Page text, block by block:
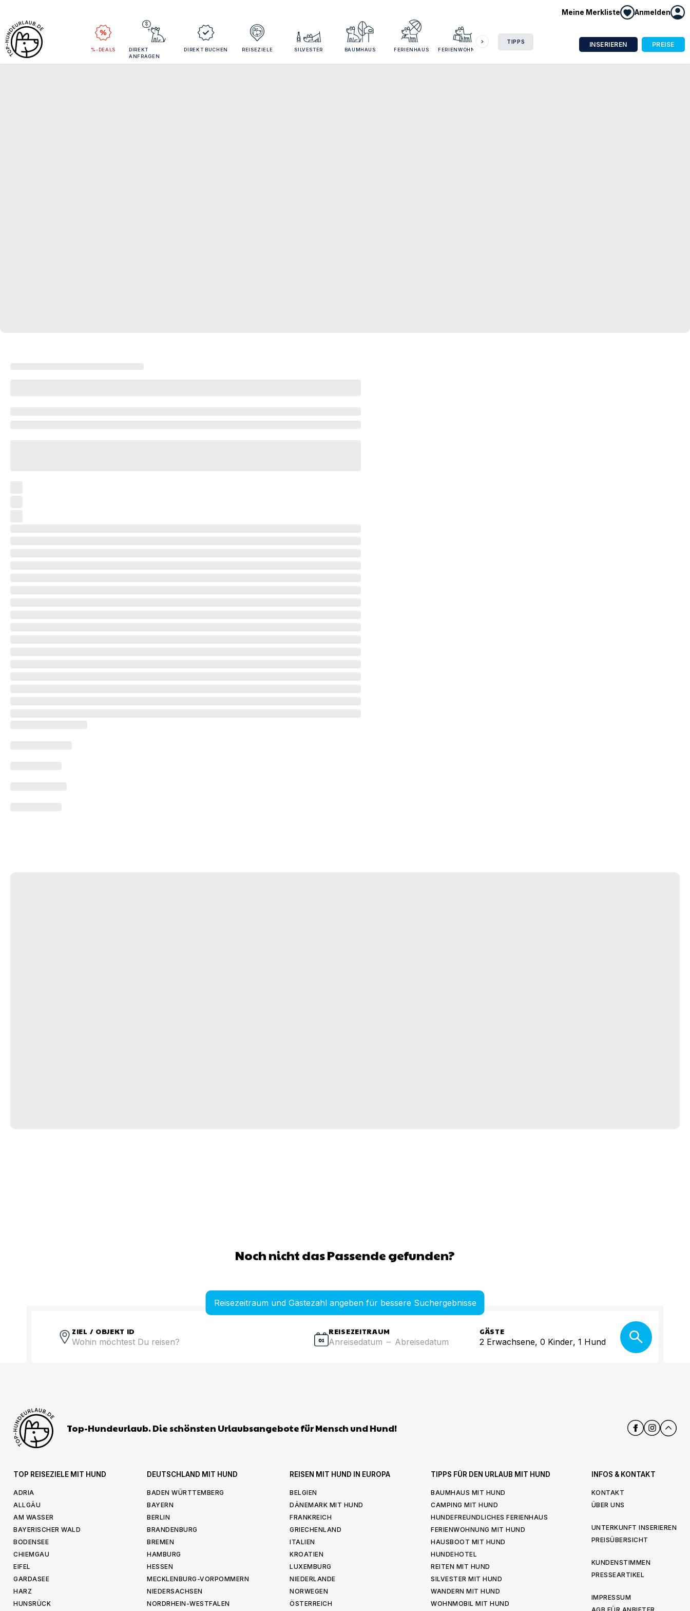
Meine Merkliste Anmelden
%-DEALS
DIREKT
ANFRAGEN
DIREKT BUCHEN REISEZIELE SILVESTER BAUMHAUS FERIENHAUS FERIENWOHNUNG
TIPPS INSERIEREN PREISE
Noch nicht das Passende gefunden?
Reisezeitraum und Gästezahl angeben für bessere Suchergebnisse
ZIEL / OBJEKT ID REISEZEITRAUM
Anreisedatum – Abreisedatum
GÄSTE
2 Erwachsene, 0 Kinder, 1 Hund
Top-Hundeurlaub. Die schönsten Urlaubsangebote für Mensch und Hund!
TOP REISEZIELE MIT HUND
ADRIA
ALLGÄU
AM WASSER
BAYERISCHER WALD
BODENSEE
CHIEMGAU
EIFEL
GARDASEE
HARZ
HUNSRÜCK
DEUTSCHLAND MIT HUND
BADEN WÜRTTEMBERG
BAYERN
BERLIN
BRANDENBURG
BREMEN
HAMBURG
HESSEN
MECKLENBURG-VORPOMMERN
NIEDERSACHSEN
NORDRHEIN-WESTFALEN
REISEN MIT HUND IN EUROPA
BELGIEN
DÄNEMARK MIT HUND
FRANKREICH
GRIECHENLAND
ITALIEN
KROATIEN
LUXEMBURG
NIEDERLANDE
NORWEGEN
ÖSTERREICH
TIPPS FÜR DEN URLAUB MIT HUND
BAUMHAUS MIT HUND
CAMPING MIT HUND
HUNDEFREUNDLICHES FERIENHAUS
FERIENWOHNUNG MIT HUND
HAUSBOOT MIT HUND
HUNDEHOTEL
REITEN MIT HUND
SILVESTER MIT HUND
WANDERN MIT HUND
WOHNMOBIL MIT HUND
INFOS & KONTAKT
KONTAKT
ÜBER UNS
UNTERKUNFT INSERIEREN
PREISÜBERSICHT
KUNDENSTIMMEN
PRESSEARTIKEL
IMPRESSUM